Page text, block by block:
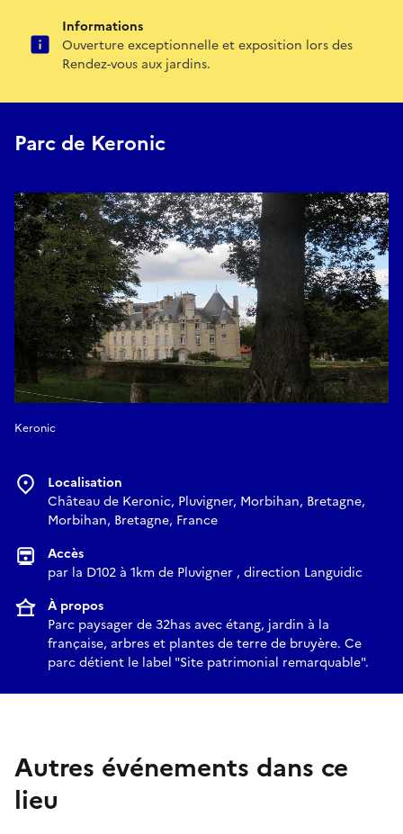
Informations
Ouverture exceptionnelle et exposition lors des
Rendez-vous aux jardins.
Parc de Keronic
Keronic
Localisation
Château de Keronic, Pluvigner, Morbihan, Bretagne,
Morbihan, Bretagne, France
Accès
par la D102 à 1km de Pluvigner , direction Languidic
À propos
Parc paysager de 32has avec étang, jardin à la
française, arbres et plantes de terre de bruyère. Ce
parc détient le label "Site patrimonial remarquable".
Autres événements dans ce
lieu